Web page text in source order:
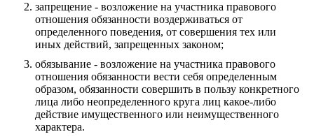
запрещение - возложение на участника правового
отношения обязанности воздерживаться от
определенного поведения, от совершения тех или
иных действий, запрещенных законом;
обязывание - возложение на участника правового
отношения обязанности вести себя определенным
образом, обязанности совершить в пользу конкретного
лица либо неопределенного круга лиц какое-либо
действие имущественного или неимущественного
характера.